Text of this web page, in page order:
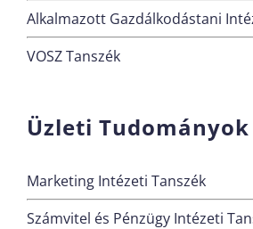
Alkalmazott Gazdálkodástani
VOSZ Tanszék
Üzleti
Marketing Intézeti Tanszék
Számvitel és Pénzügy Intézeti